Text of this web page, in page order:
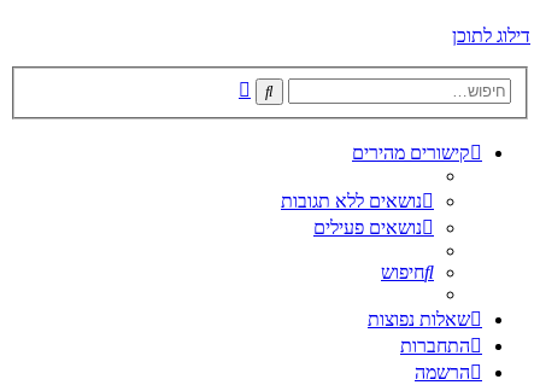
דילוג לתוכן
חיפוש
קישורים מהירים
נושאים ללא תגובות
נושאים פעילים
חיפוש
שאלות נפוצות
התחברות
הרשמה